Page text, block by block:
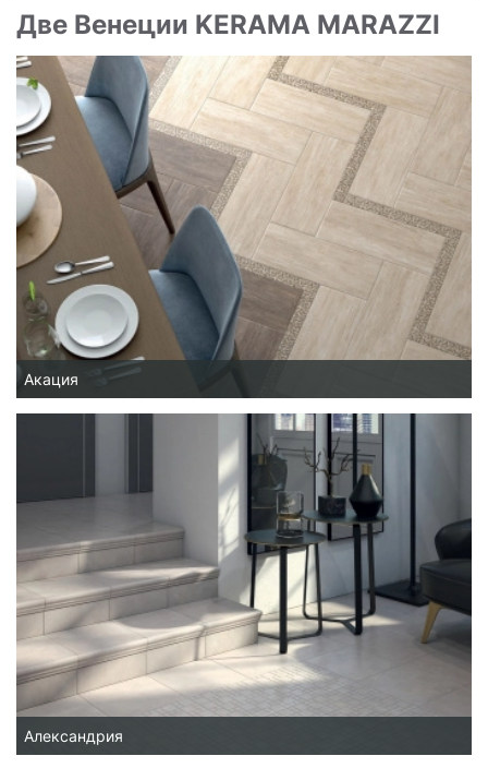
Две Венеции KERAMA MARAZZI
Акация
Александрия